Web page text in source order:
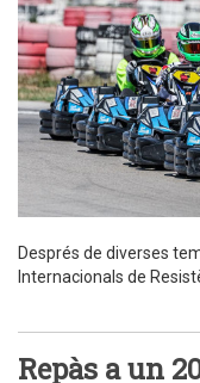
Després de diverses
Internacionals de
Repàs a un